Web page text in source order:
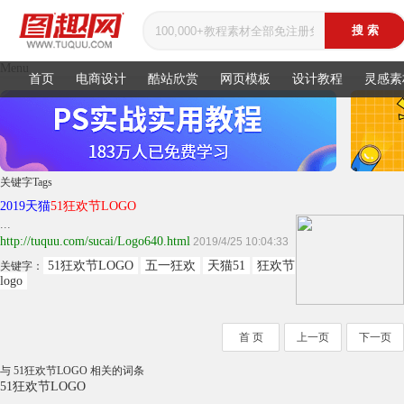
首页 电商设计 酷站欣赏 网页模板 设计教程 灵感
关键字Tags
2019天猫51狂欢节LOGO
...
http://tuquu.com/sucai/Logo640.html 2019/4/25 10:04:33
关键字：
51狂欢节LOGO 五一狂欢 天猫51
狂欢节
logo
首 页 上一页 下一页
与 51狂欢节LOGO 相关的词条
51狂欢节LOGO